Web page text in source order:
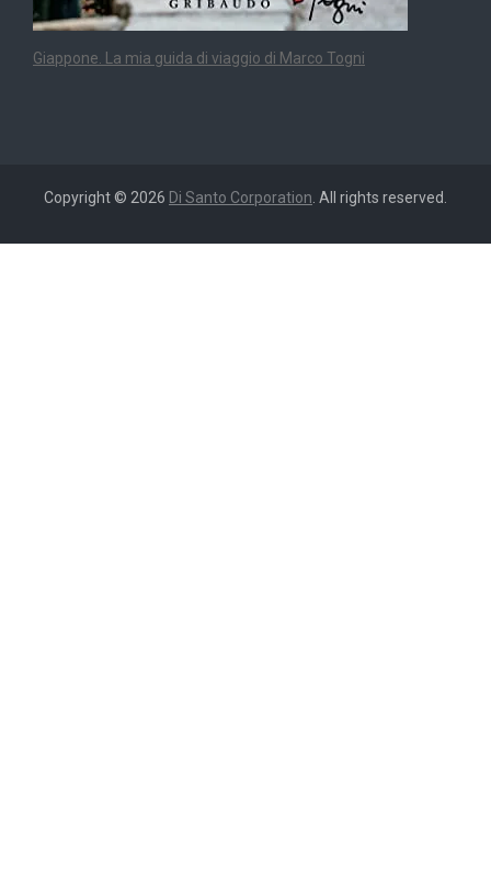
Giappone. La mia guida di viaggio di Marco Togni
Copyright © 2026 Di Santo Corporation . All rights reserved.